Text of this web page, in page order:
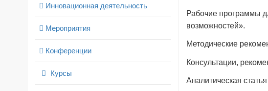
Инновационная деятельность
Мероприятия
Конференции
Курсы
Рабочие программы
возможностей».
Методические
Консультации,
Аналитическая